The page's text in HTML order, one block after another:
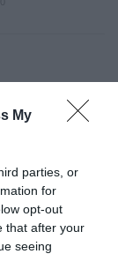
My
parties, or
for
opt-out
that after your
seeing
2028. El
regresa a
propuestas de